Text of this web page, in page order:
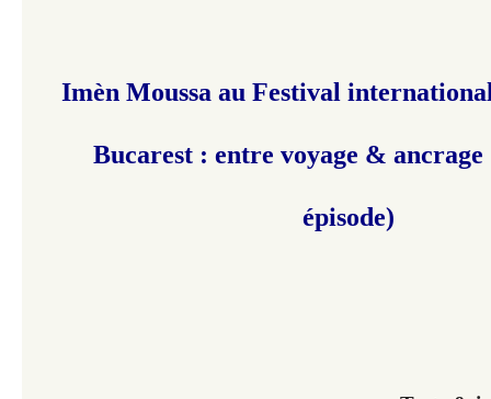
Imèn Moussa au Festival
Bucarest : entre voyage &
épisode)